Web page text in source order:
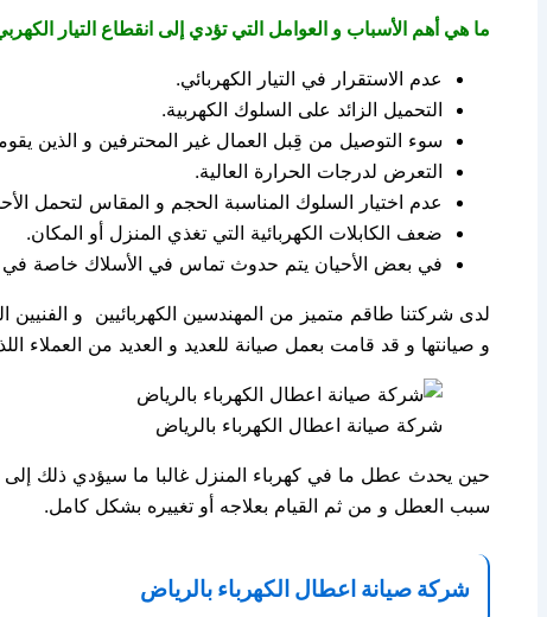
ما هي أهم الأسباب و العوامل التي تؤدي إلى انقطاع التيار
عدم الاستقرار في التيار الكهربائي.
التحميل الزائد على السلوك الكهربية.
سوء التوصيل من قِبل العمال غير المحترفين و الذين
التعرض لدرجات الحرارة العالية.
عدم اختيار السلوك المناسبة الحجم و المقاس لتحمل
ضعف الكابلات الكهربائية التي تغذي المنزل أو المكان.
في بعض الأحيان يتم حدوث تماس في الأسلاك خاصة في
لدى شركتنا طاقم متميز من المهندسين الكهربائيين و
و صيانتها و قد قامت بعمل صيانة للعديد و العديد من العملاء
شركة صيانة اعطال الكهرباء بالرياض
حين يحدث عطل ما في كهرباء المنزل غالبا ما سيؤدي ذلك
سبب العطل و من ثم القيام بعلاجه أو تغييره بشكل كامل.
شركة صيانة اعطال الكهرباء بالرياض